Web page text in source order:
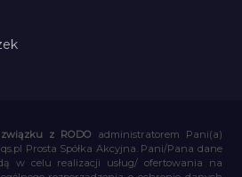
z RODO administratorem Pani(a)
Prosta Spółka Akcyjna. Pani/Pana dane
w celu realizacji usług/ ofertowania na